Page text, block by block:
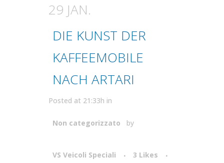
29 JAN.
DIE KUNST DER
KAFFEEMOBILE
NACH ARTARI
Posted at 21:33h in
Non categorizzato by
VS Veicoli Speciali 3 Likes